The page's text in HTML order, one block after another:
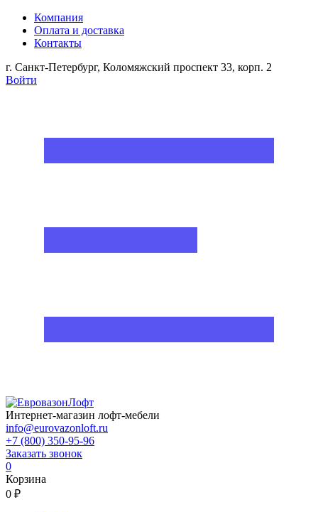
Компания
Оплата и доставка
Контакты
г. Санкт-Петербург, Коломяжский проспект 33, корп. 2
Войти
Интернет-магазин лофт-мебели
info@eurovazonloft.ru
+7 (800) 350-95-96
Заказать звонок
0
Корзина
0 ₽